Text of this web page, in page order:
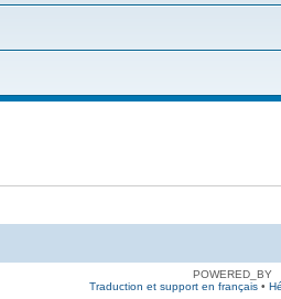
POWERED_BY
Traduction et support en français •